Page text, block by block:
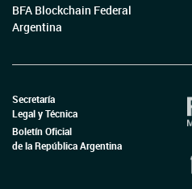
BFA Blockchain Federal
Argentina
Secretaría
Legal y Técnica
Boletín Oficial
de la República Argentina